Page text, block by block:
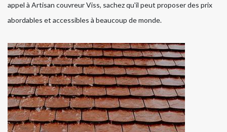
appel à Artisan couvreur Viss, sachez qu'il peut proposer des prix
abordables et accessibles à beaucoup de monde.